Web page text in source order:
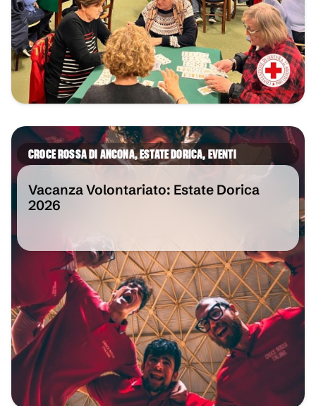
CROCE ROSSA DI ANCONA,ESTATE DORICA,EVENTI
Vacanza Volontariato: Estate Dorica
2026